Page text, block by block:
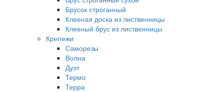
Брусок строганный
Клееная доска из лиственницы
Клееный брус из лиственницы
Крепежи
Саморезы
Волна
Дуэт
Термо
Терра